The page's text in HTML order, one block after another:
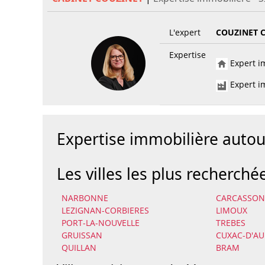
L'expert
COUZINET
Expertise
Expert
Expert
Expertise immobilière
Les villes les plus
NARBONNE
LEZIGNAN-CORBIERES
LIMOUX
PORT-LA-NOUVELLE
TREBES
GRUISSAN
CUXAC-
QUILLAN
BRAM